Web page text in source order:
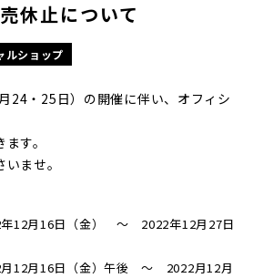
休止について
ルショップ
24・25日）の開催に伴い、オフィシ
す。
ませ。
12月16日（金） ～ 2022年12月27日
12月16日（金）午後 ～ 2022月12月